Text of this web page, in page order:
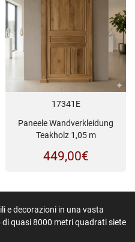
17341E
Paneele Wandverkleidung
Teakholz 1,05 m
449,00€
e decorazioni in una vasta
quasi 8000 metri quadrati siete